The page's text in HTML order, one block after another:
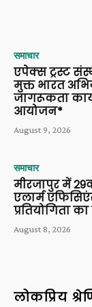
समाचार
एपेक्स ट्रस्ट
मुक्त भारत
जागरूकता
आयोजन*
August 9, 2026
समाचार
मीरजापुर में
एलार्म
प्रतियोगिता
August 8, 2026
लोकप्रिय